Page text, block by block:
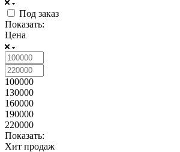
Под заказ
Показать:
Цена
100000
130000
160000
190000
220000
Показать:
Хит продаж